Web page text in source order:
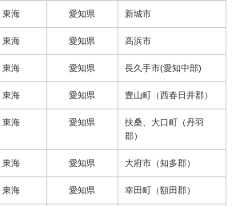
東海 愛知県 新城市
東海 愛知県 高浜市
東海 愛知県 長久手市(愛知中部)
東海 愛知県 豊山町（西春日井郡）
東海 愛知県
扶桑、大口町（丹羽
郡）
東海 愛知県 大府市（知多郡）
東海 愛知県 幸田町（額田郡）